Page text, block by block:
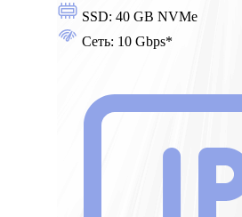
SSD: 40 GB NVMe
Сеть: 10 Gbps*